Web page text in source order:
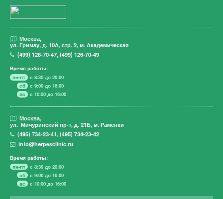
Москва,
ул. Гримау, д. 10А, стр. 2, м. Академическая
(499)126-70-47,(499)126-70-49
Время работы:
пн-пт
с 8:30 до 20:00
сб
с 9:00 до 16:00
вс
с 10:00 до 16:00
Москва,
ул. Мичуринский пр-т, д. 21Б, м. Раменки
(495)734-23-41,(495)734-23-42
info@herpesclinic.ru
Время работы:
пн-пт
с 8:30 до 20:00
сб
с 9:00 до 16:00
вс
с 10:00 до 16:00